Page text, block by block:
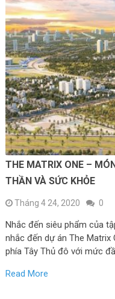
THE MATRIX ONE –
THẦN VÀ SỨC KHỎE
Tháng 4 24, 2020 0
Nhắc đến siêu phẩm của
nhắc đến dự án The Matrix
phía Tây Thủ đô với mức
Read More